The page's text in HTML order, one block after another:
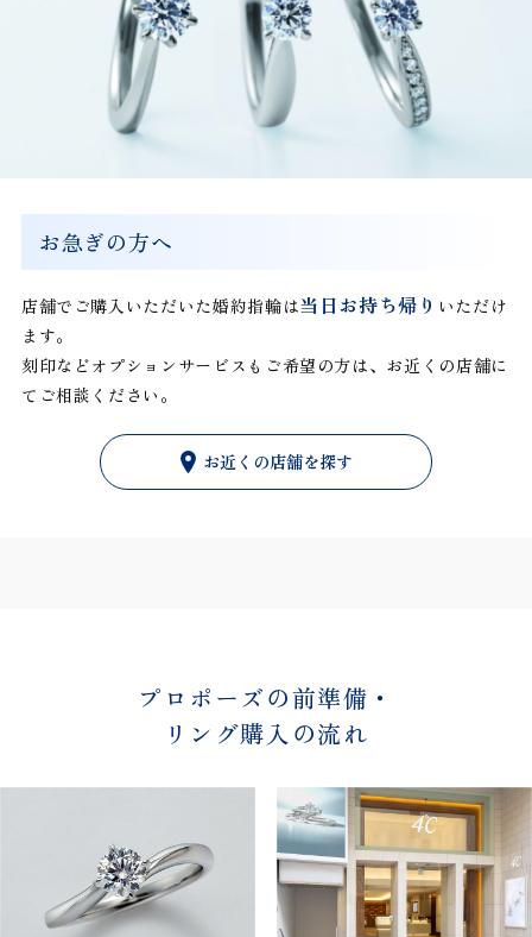
お急ぎの方へ
店舗でご購入いただいた婚約指輪は当日お持ち帰り いただけ
ます。
刻印などオプションサービスもご希望の方は、お近くの店舗に
てご相談ください。
お近くの店舗を探す
プロポーズの前準備・
リング購入の流れ